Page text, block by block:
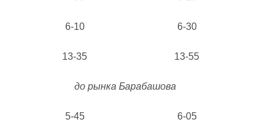
6-10 6-30
13-35 13-55
до рынка Барабашова
5-45 6-05